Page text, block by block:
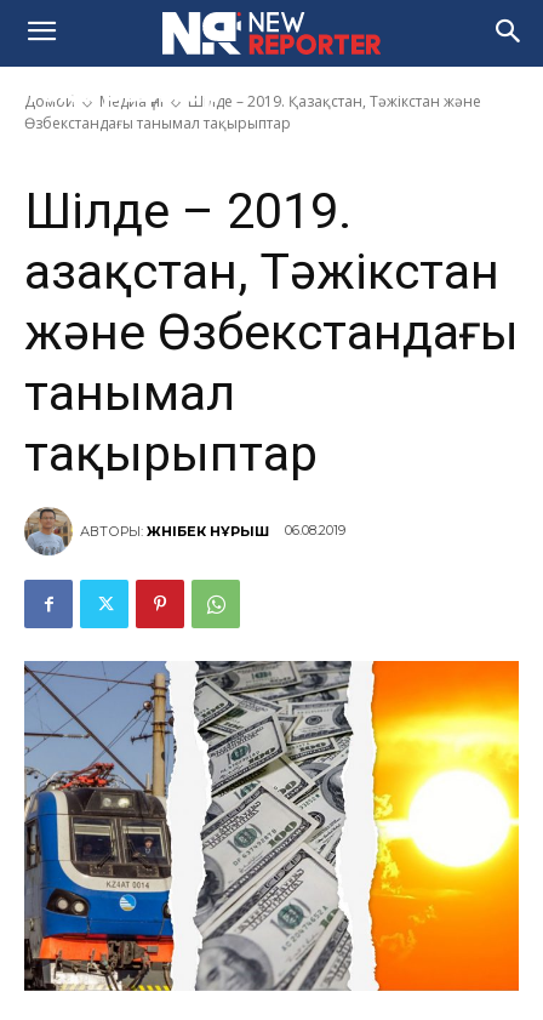
Домой Медиа үні
Шілде – 2019. Қазақстан, Тәжікстан және
Өзбекстандағы танымал тақырыптар
Тәжікстан және
Өзбекстандағы танымал
тақырыптар
Шілде – 2019.
Қазақстан, Тәжікстан
және Өзбекстандағы
танымал
тақырыптар
АВТОРЫ: ЖӘНІБЕК НҰРЫШ 06.08.2019